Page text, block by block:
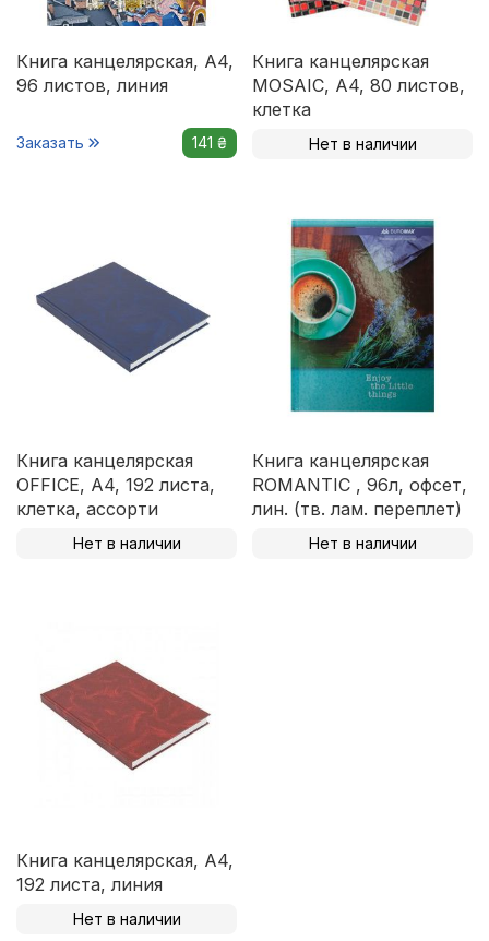
Книга канцелярская, А4,
96 листов, линия
Заказать 141 ₴
Книга канцелярская
MOSAIC, А4, 80 листов,
клетка
Нет в наличии
Книга канцелярская
OFFICE, А4, 192 листа,
клетка, ассорти
Нет в наличии
Книга канцелярская
ROMANTIC , 96л, офсет,
лин. (тв. лам. переплет)
Нет в наличии
Книга канцелярская, А4,
192 листа, линия
Нет в наличии